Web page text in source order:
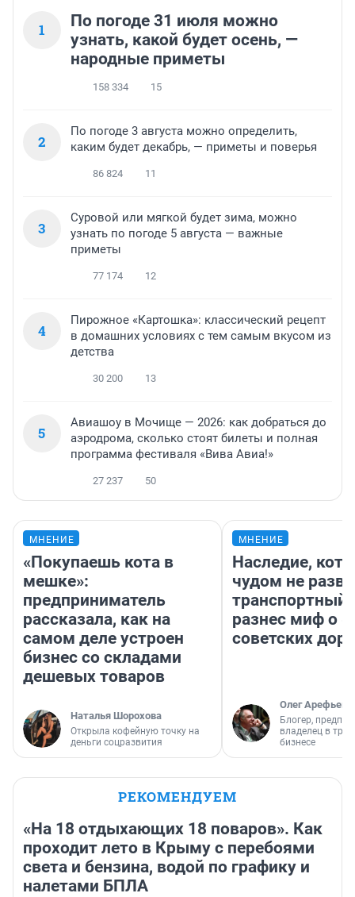
1
По погоде 31 июля можно
узнать, какой будет осень, —
народные приметы
158 334 15
2
По погоде 3 августа можно определить,
каким будет декабрь, — приметы и поверья
86 824 11
3
Суровой или мягкой будет зима, можно
узнать по погоде 5 августа — важные
приметы
77 174 12
4
Пирожное «Картошка»: классический рецепт
в домашних условиях с тем самым вкусом из
детства
30 200 13
5
Авиашоу в Мочище — 2026: как добраться до
аэродрома, сколько стоят билеты и полная
программа фестиваля «Вива Авиа!»
27 237 50
МНЕНИЕ
«Покупаешь кота в
мешке»:
предприниматель
рассказала, как на
самом деле устроен
бизнес со складами
дешевых товаров
Наталья Шорохова
Открыла кофейную точку на
деньги соцразвития
МНЕНИЕ
Наследие,
чудом не
транспортный
разнес миф о
советских
Олег Арефьев
Блогер,
владелец в
бизнесе
РЕКОМЕНДУЕМ
«На 18 отдыхающих 18 поваров». Как
проходит лето в Крыму с перебоями
света и бензина, водой по графику и
налетами БПЛА